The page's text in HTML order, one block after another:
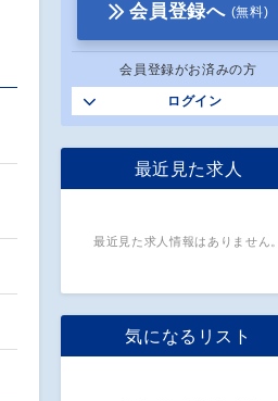
会員登録へ (無料)
会員登録がお済みの方
ログイン
最近見た求人
最近見た求人情報はありません。
気になるリスト